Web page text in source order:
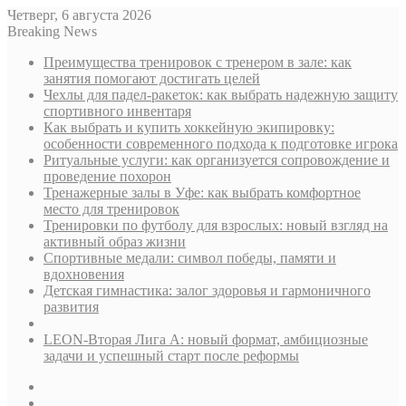
Четверг, 6 августа 2026
Breaking News
Преимущества тренировок с тренером в зале: как
занятия помогают достигать целей
Чехлы для падел-ракеток: как выбрать надежную защиту
спортивного инвентаря
Как выбрать и купить хоккейную экипировку:
особенности современного подхода к подготовке игрока
Ритуальные услуги: как организуется сопровождение и
проведение похорон
Тренажерные залы в Уфе: как выбрать комфортное
место для тренировок
Тренировки по футболу для взрослых: новый взгляд на
активный образ жизни
Спортивные медали: символ победы, памяти и
вдохновения
Детская гимнастика: залог здоровья и гармоничного
развития
LEON-Вторая Лига А: новый формат, амбициозные
задачи и успешный старт после реформы